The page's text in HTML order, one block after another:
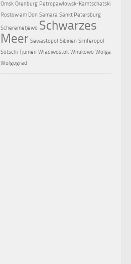
Omsk Orenburg Petropawlowsk-Kamtschatski
Rostow am Don Samara Sankt Petersburg
Scheremetjewo Schwarzes
Meer Sewastopol Sibirien Simferopol
Sotschi Tjumen Wladiwostok Wnukowo Wolga
Wolgograd